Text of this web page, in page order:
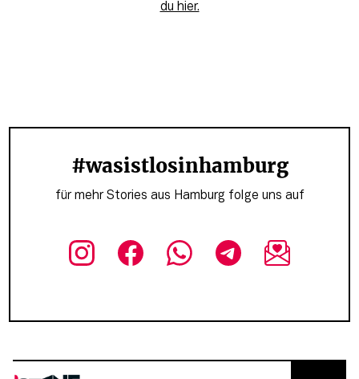
du hier.
#wasistlosinhamburg
für mehr Stories aus Hamburg folge uns auf